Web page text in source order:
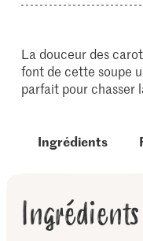
La douceur des
font de cette soupe
parfait pour chasser
Ingrédients
Ingrédients